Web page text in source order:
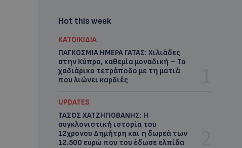
Hot this week
ΚΑΤΟΙΚΙΔΙΑ
ΠΑΓΚΟΣΜΙΑ ΗΜΕΡΑ ΓΑΤΑΣ: Χιλιάδες
στην Κύπρο, καθεμία μοναδική – Το
χαδιάρικο τετράποδο με τη ματιά
που λιώνει καρδιές
UPDATES
ΤΑΣΟΣ ΧΑΤΖΗΓΙΟΒΑΝΗΣ: Η
συγκλονιστική ιστορία του
12χρονου Δημήτρη και η δωρεά των
12.500 ευρώ που του έδωσε ελπίδα